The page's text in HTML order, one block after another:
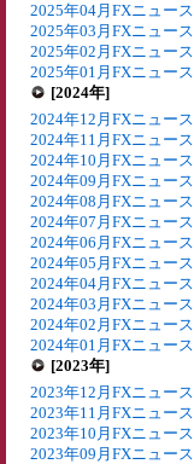
2025年04月FXニュース
2025年03月FXニュース
2025年02月FXニュース
2025年01月FXニュース
[2024年]
2024年12月FXニュース
2024年11月FXニュース
2024年10月FXニュース
2024年09月FXニュース
2024年08月FXニュース
2024年07月FXニュース
2024年06月FXニュース
2024年05月FXニュース
2024年04月FXニュース
2024年03月FXニュース
2024年02月FXニュース
2024年01月FXニュース
[2023年]
2023年12月FXニュース
2023年11月FXニュース
2023年10月FXニュース
2023年09月FXニュース